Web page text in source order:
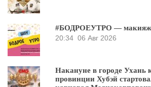
#БОДРОЕУТРО — макияж
20:34 06 Авг 2026
Накануне в городе Ухань
провинции Хубэй